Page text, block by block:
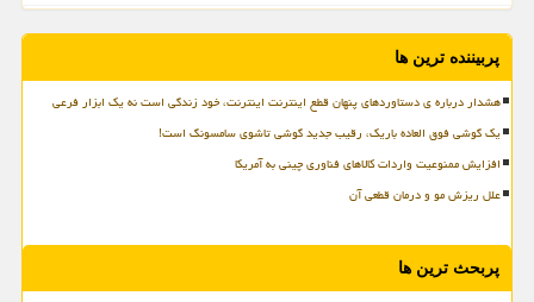
پربیننده ترین ها
هشدار درباره ی دستاوردهای پنهان قطع اینترنت اینترنت، خود زندگی است نه یک ابزار فرعی
یک گوشی فوق العاده باریک، رقیب جدید گوشی تاشوی سامسونگ است!
افزایش ممنوعیت واردات کالاهای فناوری چینی به آمریکا
علل ریزش مو و درمان قطعی آن
پربحث ترین ها